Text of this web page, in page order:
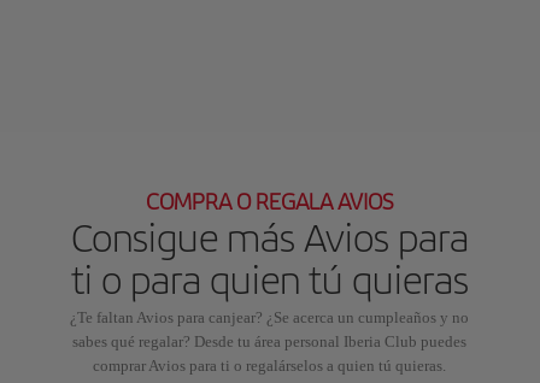
COMPRA O REGALA AVIOS
Consigue más Avios para
ti o para quien tú quieras
¿Te faltan Avios para canjear? ¿Se acerca un cumpleaños y no
sabes qué regalar? Desde tu área personal Iberia Club puedes
comprar Avios para ti o regalárselos a quien tú quieras.